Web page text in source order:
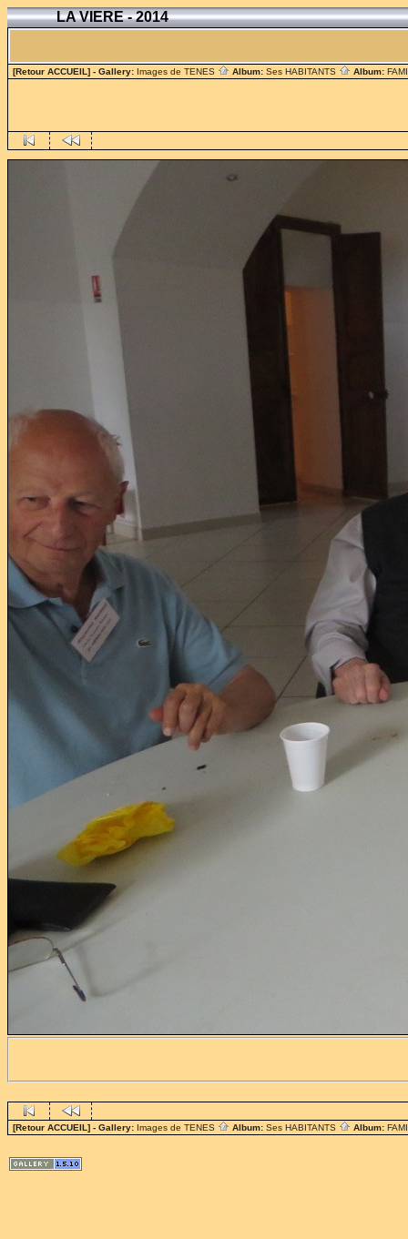
LA VIERE - 2014
[Retour ACCUEIL] - Gallery: Images de TENES Album: Ses HABITANTS Album:
[Retour ACCUEIL] - Gallery: Images de TENES Album: Ses HABITANTS Album: